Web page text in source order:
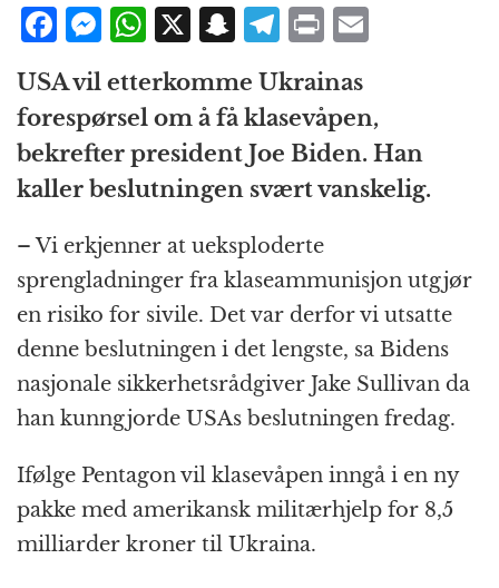
F
c
e
b
o
o
k
M
ss
e
n
g
e
r
W
h
at
s
A
p
p
X S
a
p
c
h
at
T
el
e
g
r
a
m
P
n
t
l
USA vil etterkomme Ukrainas
forespørsel om å få klasevåpen,
bekrefter president Joe Biden. Han
kaller beslutningen svært vanskelig.
– Vi erkjenner at ueksploderte
sprengladninger fra klaseammunisjon utgjør
en risiko for sivile. Det var derfor vi utsatte
denne beslutningen i det lengste, sa Bidens
nasjonale sikkerhetsrådgiver Jake Sullivan da
han kunngjorde USAs beslutningen fredag.
Ifølge Pentagon vil klasevåpen inngå i en ny
pakke med amerikansk militærhjelp for 8,5
milliarder kroner til Ukraina.